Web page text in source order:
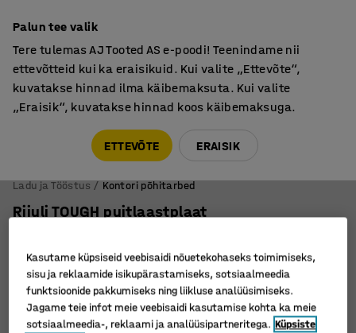
Pärnu mnt 158, Tallinn. Kauba väljastamine Paneeli
6, Tallinn. Vaata lähemalt!
Ladu ja Tööstus Kontori põhitarbed
Riiuli TOUGH puitlaastplaat
Art. nr.:213143
Palun tee valik
Tere tulemas AJ Tooted AS e-poodi! Teenindame nii
ettevõtteid kui ka eraisikuid. Kui valite „Ettevõte“,
kuvatakse hinnad ilma käibemaksuta. Kui valite
„Eraisik“, kuvatakse hinnad koos käibemaksuga.
ETTEVÕTE ERAISIK
Kasutame küpsiseid veebisaidi nõuetekohaseks toimimiseks,
sisu ja reklaamide isikupärastamiseks, sotsiaalmeedia
funktsioonide pakkumiseks ning liikluse analüüsimiseks.
Jagame teie infot meie veebisaidi kasutamise kohta ka meie
sotsiaalmeedia-, reklaami ja analüüsipartneritega. Küpsiste